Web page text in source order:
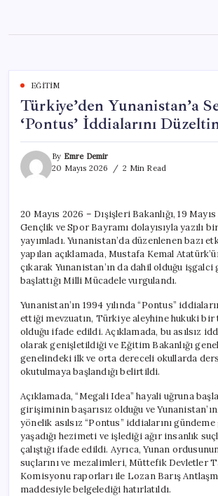
content
EĞITIM
Türkiye’den Yunanistan’a
‘Pontus’ İddialarını
By Emre Demir
20 Mayıs 2026
2 Min Read
20 Mayıs 2026 – Dışişleri Bakanlığı, 19
Gençlik ve Spor Bayramı dolayısıyla yazılı
yayımladı. Yunanistan’da düzenlenen bazı
yapılan açıklamada, Mustafa Kemal
çıkarak Yunanistan’ın da dahil olduğu işgalci
başlattığı Milli Mücadele vurgulandı.
Yunanistan’ın 1994 yılında “Pontus”
ettiği mevzuatın, Türkiye aleyhine hukuki bir
olduğu ifade edildi. Açıklamada, bu asılsız
olarak genişletildiği ve Eğitim Bakanlığı
genelindeki ilk ve orta dereceli okullarda
okutulmaya başlandığı belirtildi.
Açıklamada, “Megali Idea” hayali uğruna
girişiminin başarısız olduğu ve
yönelik asılsız “Pontus” iddialarını
yaşadığı hezimeti ve işlediği ağır insanlık
çalıştığı ifade edildi. Ayrıca, Yunan
suçlarını ve mezalimleri, Müttefik Devletler
Komisyonu raporları ile Lozan Barış
maddesiyle belgelediği hatırlatıldı.